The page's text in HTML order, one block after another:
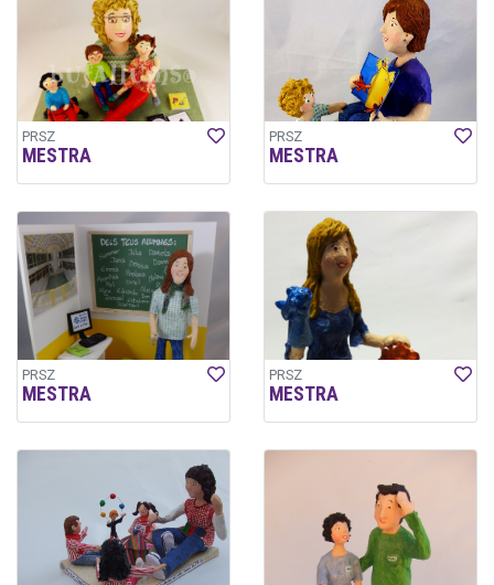
PRSZ
MESTRA
PRSZ
MESTRA
PRSZ
MESTRA
PRSZ
MESTRA